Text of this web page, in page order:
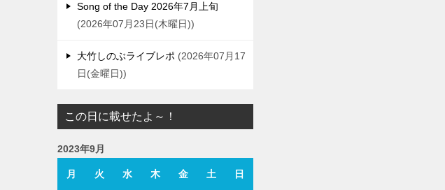
Song of the Day 2026年7月上旬
2026年07月23日(木曜日)
大竹しのぶライブレポ
2026年07月17
日(金曜日)
この日に載せたよ～！
2023年9月
月 火 水 木 金 土 日